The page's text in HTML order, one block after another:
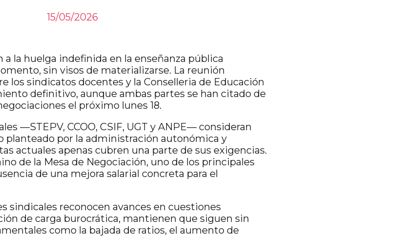
15/05/2026
la huelga indefinida en la enseñanza pública
sin visos de materializarse. La reunión
los sindicatos docentes y la Conselleria de Educación
definitivo, aunque ambas partes se han citado de
el próximo lunes 18.
—STEPV, CCOO, CSIF, UGT y ANPE— consideran
planteado por la administración autonómica y
actuales apenas cubren una parte de sus exigencias.
de la Mesa de Negociación, uno de los principales
de una mejora salarial concreta para el
sindicales reconocen avances en cuestiones
de carga burocrática, mantienen que siguen sin
como la bajada de ratios, el aumento de